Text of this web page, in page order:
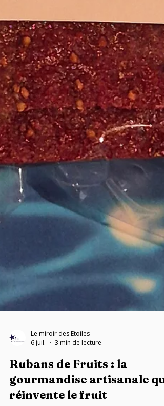
Le miroir des Etoiles
3 min de lecture
Rubans de Fruits : la